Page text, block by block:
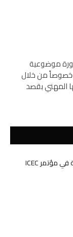
موضوعية
من خلال
المهني بقصد
إبنة الفيحاء سنا حسن خالد تمثل جامعة أرتوا الفرنسية في مؤتمر ICEC